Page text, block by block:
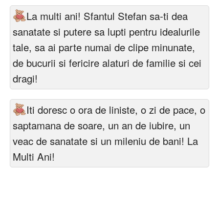
Conecteaza-te
La multi ani! Sfantul Stefan sa-ti dea
sanatate si putere sa lupti pentru idealurile
tale, sa ai parte numai de clipe minunate,
de bucurii si fericire alaturi de familie si cei
dragi!
Iti doresc o ora de liniste, o zi de pace, o
saptamana de soare, un an de iubire, un
veac de sanatate si un mileniu de bani! La
Multi Ani!